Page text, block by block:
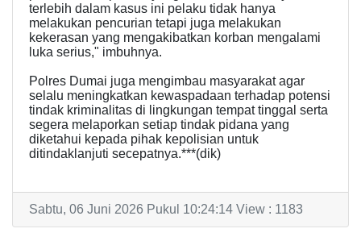
terlebih dalam kasus ini pelaku tidak hanya
melakukan pencurian tetapi juga melakukan
kekerasan yang mengakibatkan korban mengalami
luka serius," imbuhnya.
Polres Dumai juga mengimbau masyarakat agar
selalu meningkatkan kewaspadaan terhadap potensi
tindak kriminalitas di lingkungan tempat tinggal serta
segera melaporkan setiap tindak pidana yang
diketahui kepada pihak kepolisian untuk
ditindaklanjuti secepatnya.***(dik)
Sabtu, 06 Juni 2026 Pukul 10:24:14 View : 1183